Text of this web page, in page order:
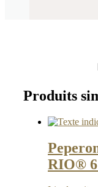
Produits
RIO®